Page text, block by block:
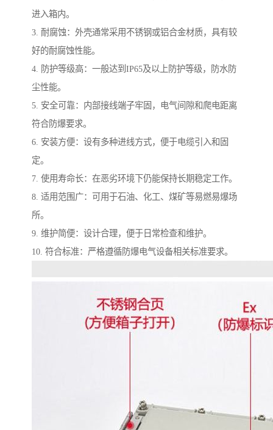
进入箱内。
3. 耐腐蚀：外壳通常采用不锈钢或铝合金材质，具有较
好的耐腐蚀性能。
4. 防护等级高：一般达到IP65及以上防护等级，防水防
尘性能。
5. 安全可靠：内部接线端子牢固，电气间隙和爬电距离
符合防爆要求。
6. 安装方便：设有多种进线方式，便于电缆引入和固
定。
7. 使用寿命长：在恶劣环境下仍能保持长期稳定工作。
8. 适用范围广：可用于石油、化工、煤矿等易燃易爆场
所。
9. 维护简便：设计合理，便于日常检查和维护。
10. 符合标准：严格遵循防爆电气设备相关标准要求。